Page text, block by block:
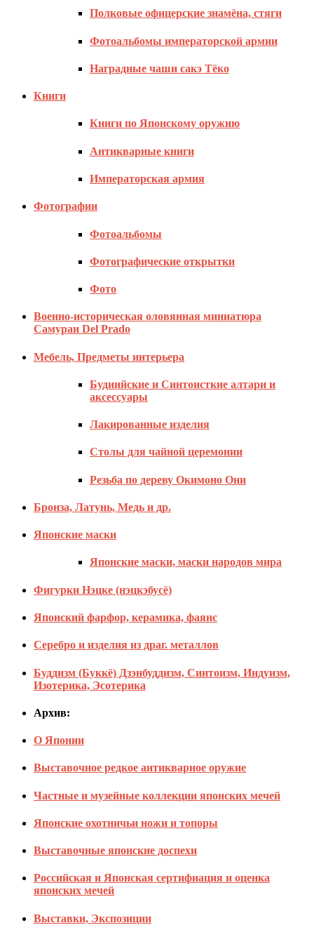
Полковые офицерские знамёна, стяги
Фотоальбомы императорской армии
Наградные чаши сакэ Тёко
Книги
Книги по Японскому оружию
Антикварные книги
Императорская армия
Фотографии
Фотоальбомы
Фотографические открытки
Фото
Военно-историческая оловянная миниатюра
Самураи Del Prado
Мебель, Предметы интерьера
Будиийские и Синтоисткие алтари и
аксессуары
Лакированные изделия
Столы для чайной церемонии
Резьба по дереву Окимоно Они
Бронза, Латунь, Медь и др.
Японские маски
Японские маски, маски народов мира
Фигурки Нэцке (нэцкэбусё)
Японский фарфор, керамика, фаянс
Серебро и изделия из драг. металлов
Буддизм (Буккё) Дзэнбуддизм, Синтоизм, Индуизм,
Изотерика, Эсотерика
Архив:
О Японии
Выставочное редкое антикварное оружие
Частные и музейные коллекции японских мечей
Японские охотничьи ножи и топоры
Выставочные японские доспехи
Российская и Японская сертифиация и оценка
японских мечей
Выставки, Экспозиции